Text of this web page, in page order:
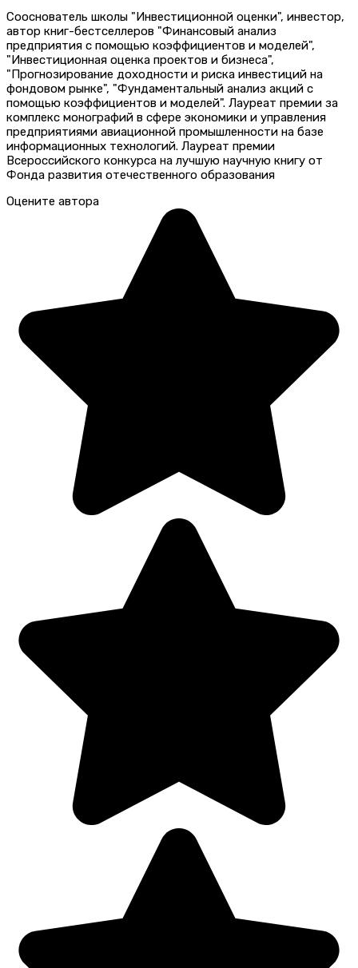
Сооснователь школы "Инвестиционной оценки", инвестор,
автор книг-бестселлеров "Финансовый анализ
предприятия с помощью коэффициентов и моделей",
"Инвестиционная оценка проектов и бизнеса",
"Прогнозирование доходности и риска инвестиций на
фондовом рынке", "Фундаментальный анализ акций с
помощью коэффициентов и моделей". Лауреат премии за
комплекс монографий в сфере экономики и управления
предприятиями авиационной промышленности на базе
информационных технологий. Лауреат премии
Всероссийского конкурса на лучшую научную книгу от
Фонда развития отечественного образования
Оцените автора